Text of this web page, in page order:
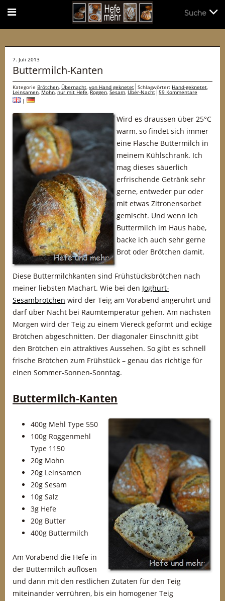
7. Juli 2013
Buttermilch-Kanten
Kategorie Brötchen, Übernacht, von Hand geknetet Schlagwörter: Hand-geknetet,
Leinsamen,Mohn,nur mit Hefe,Roggen,Sesam,Über-Nacht 59 Kommentare
|
Wird es draussen über 25°C
warm, so findet sich immer
eine Flasche Buttermilch in
meinem Kühlschrank. Ich
mag dieses säuerlich
erfrischende Getränk sehr
gerne, entweder pur oder
mit etwas Zitronensorbet
gemischt. Und wenn ich
Buttermilch im Haus habe,
backe ich auch sehr gerne
Brot oder Brötchen damit.
Diese Buttermilchkanten sind Frühstücksbrötchen nach
meiner liebsten Machart. Wie bei den Joghurt-
Sesambrötchen wird der Teig am Vorabend angerührt und
darf über Nacht bei Raumtemperatur gehen. Am nächsten
Morgen wird der Teig zu einem Viereck geformt und eckige
Brötchen abgeschnitten. Der diagonaler Einschnitt gibt
den Brötchen ein attraktives Aussehen. So gibt es schnell
frische Brötchen zum Frühstück – genau das richtige für
einen Sommer-Sonnen-Sonntag.
Buttermilch-Kanten
400g Mehl Type 550
100g Roggenmehl
Type 1150
20g Mohn
20g Leinsamen
20g Sesam
10g Salz
3g Hefe
20g Butter
400g Buttermilch
Am Vorabend die Hefe in
der Buttermilch auflösen
und dann mit den restlichen Zutaten für den Teig
miteinander verrühren, bis ein homogener Teig
Suche
Suche